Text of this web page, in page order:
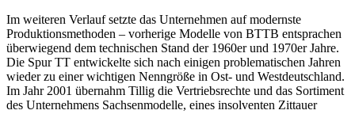
Im weiteren Verlauf setzte das Unternehmen auf modernste
Produktionsmethoden – vorherige Modelle von BTTB entsprachen
überwiegend dem technischen Stand der 1960er und 1970er Jahre.
Die Spur TT entwickelte sich nach einigen problematischen Jahren
wieder zu einer wichtigen Nenngröße in Ost- und Westdeutschland.
Im Jahr 2001 übernahm Tillig die Vertriebsrechte und das Sortiment
des Unternehmens Sachsenmodelle, eines insolventen Zittauer